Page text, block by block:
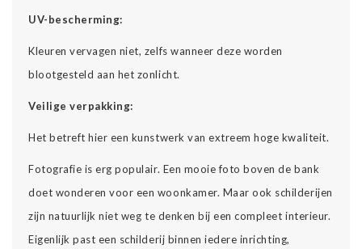
UV-bescherming:
Kleuren vervagen niet, zelfs wanneer deze worden
blootgesteld aan het zonlicht.
Veilige verpakking:
Het betreft hier een kunstwerk van extreem hoge kwaliteit.
Fotografie is erg populair. Een mooie foto boven de bank
doet wonderen voor een woonkamer. Maar ook schilderijen
zijn natuurlijk niet weg te denken bij een compleet interieur.
Eigenlijk past een schilderij binnen iedere inrichting,